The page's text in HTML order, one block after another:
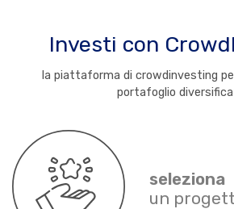
Investi con
la piattaforma di crowdinvesting
portafoglio
seleziona
un